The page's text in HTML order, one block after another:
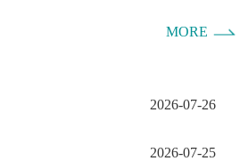
MORE
2026-07-26
2026-07-25